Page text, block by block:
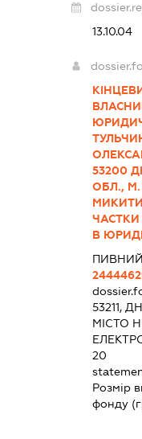
13.10.04
53200
ОБЛ., М.
ЧАСТКИ
В
53211,
МІСТО
20
Розмір
фонду